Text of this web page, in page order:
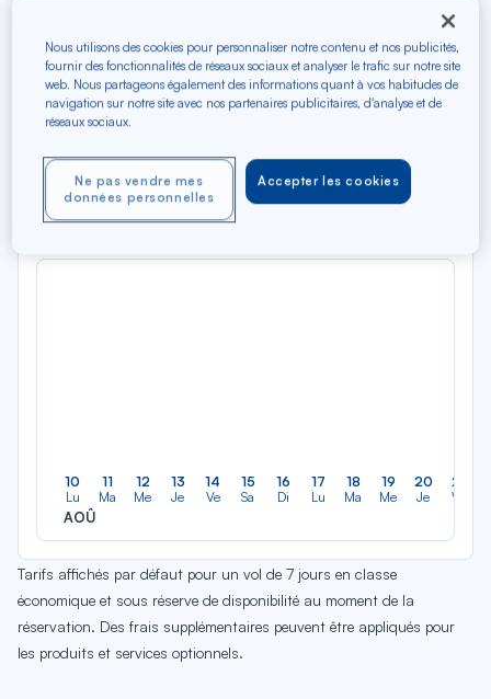
Aller-Retour Aller simple
Filtrer Vider
Précédent
AOÛ 2026
N/A*
Aller / Retour — Économique
10
Lu
AOÛ
11
Ma
12
Me
13
Je
14
Ve
15
Sa
16
Di
17
Lu
18
Ma
19
Me
20
Je
21
Ve
Tarifs affichés par défaut pour un vol de 7 jours en classe
économique et sous réserve de disponibilité au moment de la
réservation. Des frais supplémentaires peuvent être appliqués pour
les produits et services optionnels.
Nous utilisons des cookies pour personnaliser notre contenu et nos publicités,
fournir des fonctionnalités de réseaux sociaux et analyser le trafic sur notre site
web. Nous partageons également des informations quant à vos habitudes de
navigation sur notre site avec nos partenaires publicitaires, d'analyse et de
réseaux sociaux.
Accepter les cookies
Ne pas vendre mes
données personnelles